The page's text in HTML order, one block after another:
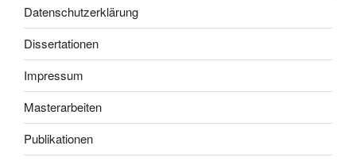
Datenschutzerklärung
Dissertationen
Impressum
Masterarbeiten
Publikationen